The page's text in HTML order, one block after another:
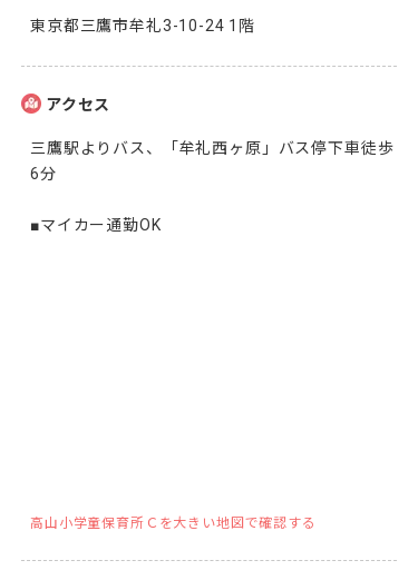
東京都三鷹市牟礼3-10-24 1階
アクセス
三鷹駅よりバス、「牟礼西ヶ原」バス停下車徒歩
6分
■マイカー通勤OK
高山小学童保育所Ｃを大きい地図で確認する